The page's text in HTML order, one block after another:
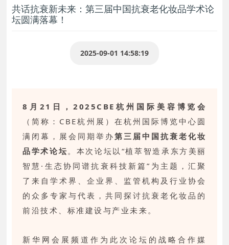
共话抗衰新未来：第三届中国抗衰老化妆品学术论
坛圆满落幕！
2025-09-01 14:58:19
8月21日，2025CBE杭州国际美容博览会
（简称：CBE杭州展）在杭州国际博览中心圆
满闭幕，展会同期举办第三届中国抗衰老化妆
品学术论坛 。本次论坛以“植萃智造承东方美丽
智慧·生态协同谱抗衰科技新篇”为主题，汇聚
了来自学术界、企业界、监管机构及行业协会
的众多专家与代表，共同探讨抗衰老化妆品的
前沿技术、标准建设与产业未来。
新华网会展频道作为此次论坛的战略合作媒